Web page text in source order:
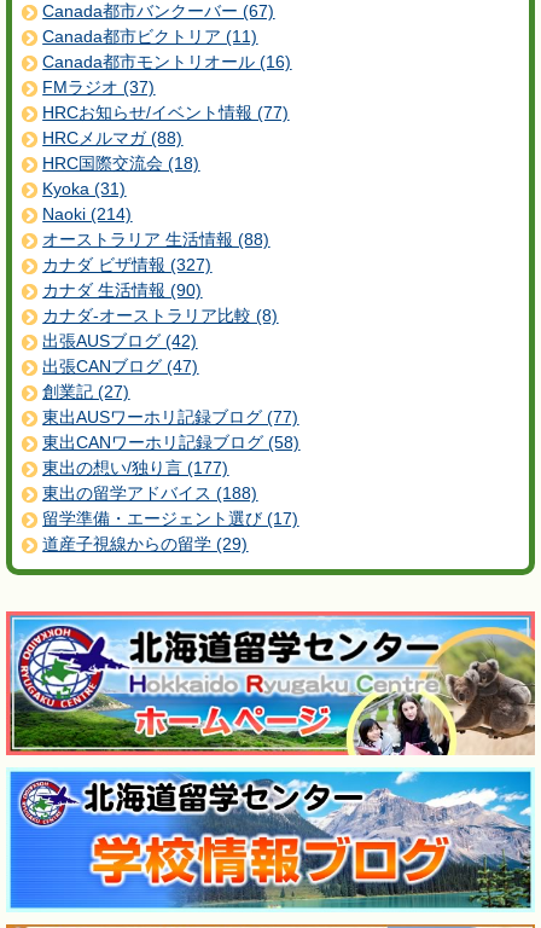
Canada都市バンクーバー (67)
Canada都市ビクトリア (11)
Canada都市モントリオール (16)
FMラジオ (37)
HRCお知らせ/イベント情報 (77)
HRCメルマガ (88)
HRC国際交流会 (18)
Kyoka (31)
Naoki (214)
オーストラリア 生活情報 (88)
カナダ ビザ情報 (327)
カナダ 生活情報 (90)
カナダ-オーストラリア比較 (8)
出張AUSブログ (42)
出張CANブログ (47)
創業記 (27)
東出AUSワーホリ記録ブログ (77)
東出CANワーホリ記録ブログ (58)
東出の想い/独り言 (177)
東出の留学アドバイス (188)
留学準備・エージェント選び (17)
道産子視線からの留学 (29)